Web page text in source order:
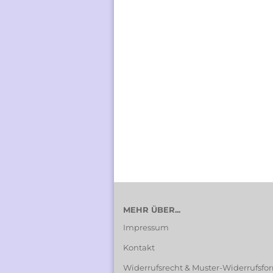
MEHR ÜBER...
Impressum
Kontakt
Widerrufsrecht & Muster-